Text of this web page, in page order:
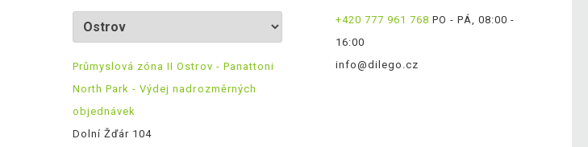
Průmyslová zóna II Ostrov - Panattoni
North Park - Výdej nadrozměrných
objednávek
Dolní Žďár 104
+420 777 961 768 PO - PÁ, 08:00 -
16:00
info@dilego.cz